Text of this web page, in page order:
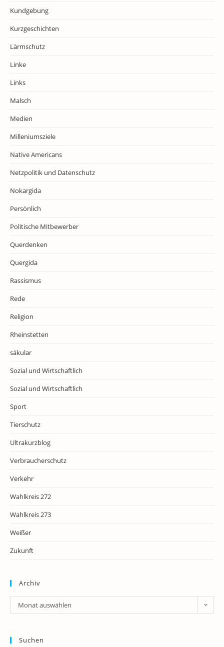
Kundgebung
Kurzgeschichten
Lärmschutz
Linke
Links
Malsch
Medien
Milleniumsziele
Native Americans
Netzpolitik und Datenschutz
Nokargida
Persönlich
Politische Mitbewerber
Querdenken
Quergida
Rassismus
Rede
Religion
Rheinstetten
säkular
Sozial und Wirtschaftlich
Sozial und Wirtschaftlich
Sport
Tierschutz
Ultrakurzblog
Verbraucherschutz
Verkehr
Wahlkreis 272
Wahlkreis 273
Weißer
Zukunft
Archiv
Archiv
Monat auswählen
Suchen